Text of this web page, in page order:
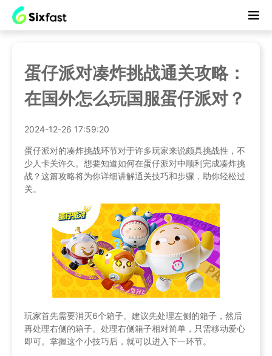
蛋仔派对凑炸挑战通关攻略：
在国外怎么玩国服蛋仔派对？
2024-12-26 17:59:20
蛋仔派对的凑炸挑战环节对于许多玩家来说颇具挑战性，不
少人卡关许久。想要知道如何在蛋仔派对中顺利完成凑炸挑
战？这篇攻略将为你详细讲解通关技巧和步骤，助你轻松过
关。
玩家首先需要消灭6个箱子。建议先处理左侧的箱子，然后
再处理右侧的箱子。处理右侧箱子相对简单，只需移动爱心
即可。掌握这个小技巧后，就可以进入下一环节。